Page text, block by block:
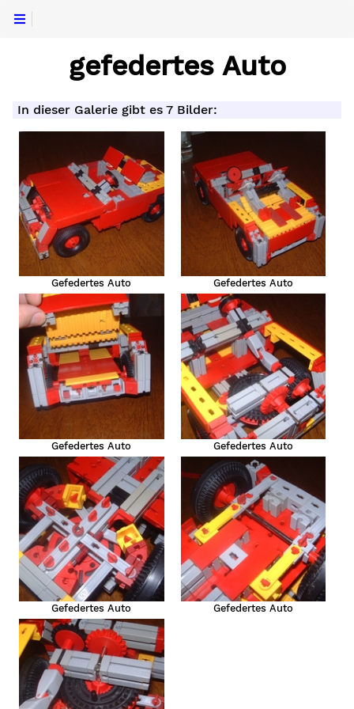
gefedertes Auto
In dieser Galerie gibt es 7 Bilder:
Gefedertes Auto Gefedertes Auto
Gefedertes Auto Gefedertes Auto
Gefedertes Auto Gefedertes Auto